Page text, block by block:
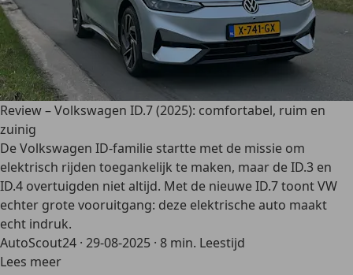
Review – Volkswagen ID.7 (2025): comfortabel, ruim en
zuinig
De Volkswagen ID-familie startte met de missie om
elektrisch rijden toegankelijk te maken, maar de ID.3 en
ID.4 overtuigden niet altijd. Met de nieuwe ID.7 toont VW
echter grote vooruitgang: deze elektrische auto maakt
echt indruk.
AutoScout24 · 29-08-2025 · 8 min. Leestijd
Lees meer